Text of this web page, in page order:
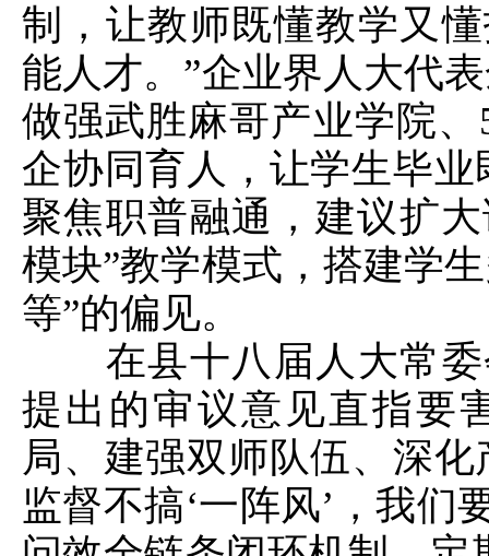
制，让教师既懂教学又
能人才。”企业界人大代
做强武胜麻哥产业学院
企协同育人，让学生毕
聚焦职普融通，建议扩
模块”教学模式，搭建学
等”的偏见。
在县十八届人大常委
提出的审议意见直指要
局、建强双师队伍、深
监督不搞‘一阵风’，我